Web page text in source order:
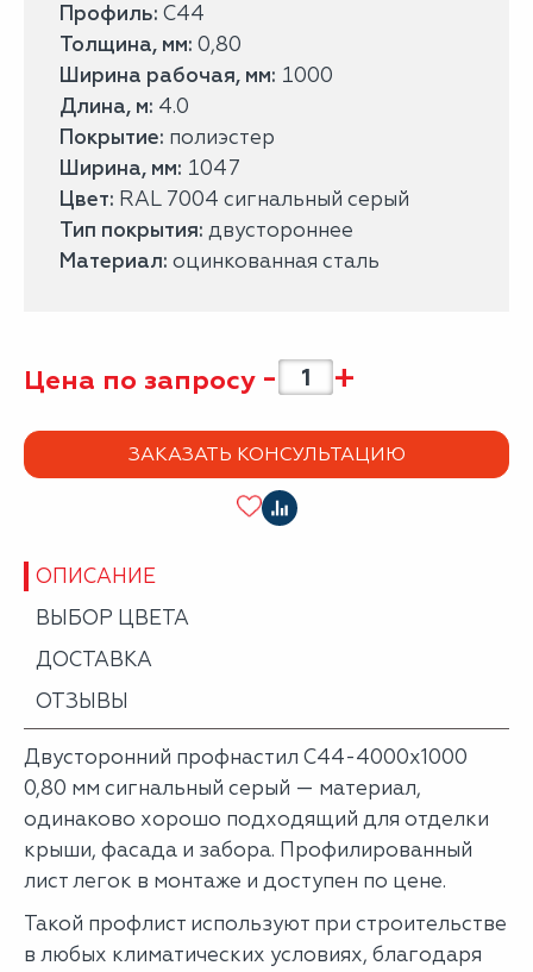
Профиль: С44
Толщина, мм: 0,80
Ширина рабочая, мм: 1000
Длина, м: 4.0
Покрытие: полиэстер
Ширина, мм: 1047
Цвет: RAL 7004 сигнальный серый
Тип покрытия: двустороннее
Материал: оцинкованная сталь
Цена по запросу - +
ЗАКАЗАТЬ КОНСУЛЬТАЦИЮ
ОПИСАНИЕ
ВЫБОР ЦВЕТА
ДОСТАВКА
ОТЗЫВЫ
Двусторонний профнастил С44-4000х1000
0,80 мм сигнальный серый — материал,
одинаково хорошо подходящий для отделки
крыши, фасада и забора. Профилированный
лист легок в монтаже и доступен по цене.
Такой профлист используют при строительстве
в любых климатических условиях, благодаря